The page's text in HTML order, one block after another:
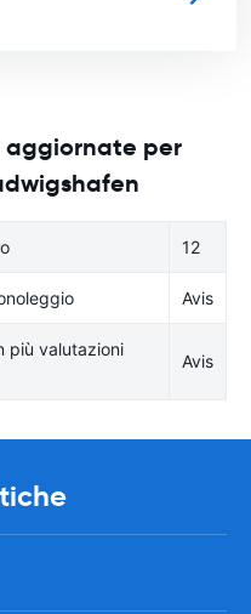
aggiornate per
12
Avis
più valutazioni
Avis